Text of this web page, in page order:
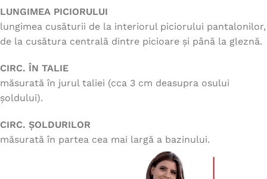
LUNGIMEA PICIORULUI
lungimea cusăturii de la interiorul piciorului pantalonilor,
de la cusătura centrală dintre picioare și până la gleznă.
CIRC. ÎN TALIE
măsurată în jurul taliei (cca 3 cm deasupra osului
șoldului).
CIRC. ȘOLDURILOR
măsurată în partea cea mai largă a bazinului.